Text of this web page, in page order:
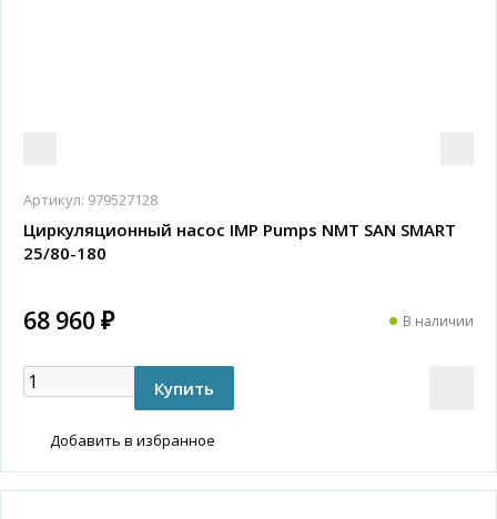
Артикул: 979527128
Циркуляционный насос IMP Pumps NMT SAN SMART
25/80-180
68 960 ₽ В наличии
Добавить в избранное